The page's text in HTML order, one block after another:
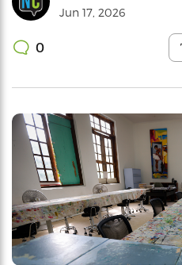
Jun 17, 2026
0